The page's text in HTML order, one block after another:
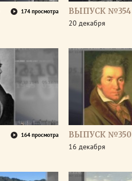
174 просмотра ВЫПУСК №354
20 декабря
164 просмотра ВЫПУСК №350
16 декабря